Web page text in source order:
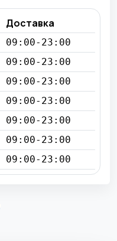
Доставка
09:00-23:00
09:00-23:00
09:00-23:00
09:00-23:00
09:00-23:00
09:00-23:00
09:00-23:00